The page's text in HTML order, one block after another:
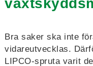
Bra saker ska inte
vidareutvecklas.
LIPCO-spruta varit